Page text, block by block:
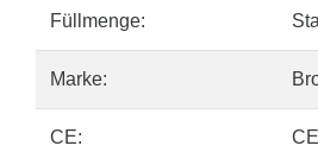
Füllmenge:
Marke:
CE: